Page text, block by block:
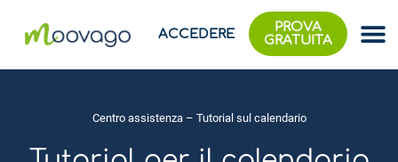
ACCEDERE
PROVA
GRATUITA
Centro assistenza– Tutorial sul calendario